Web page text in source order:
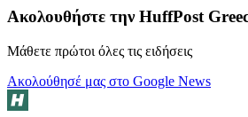
Ακολουθήστε την HuffPost
Μάθετε πρώτοι όλες τις ειδήσεις
Ακολούθησέ μας στο Google News